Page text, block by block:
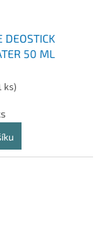
DEOSTICK
50 ML
ks)